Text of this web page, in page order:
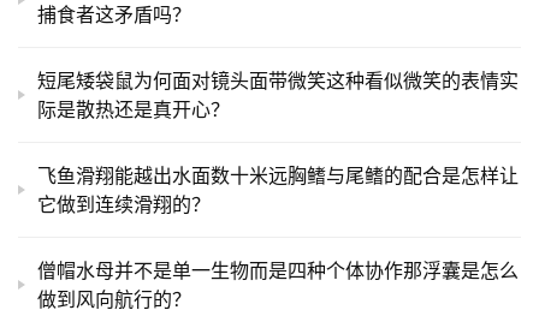
捕食者这矛盾吗？
短尾矮袋鼠为何面对镜头面带微笑这种看似微笑的表情实
际是散热还是真开心？
飞鱼滑翔能越出水面数十米远胸鳍与尾鳍的配合是怎样让
它做到连续滑翔的？
僧帽水母并不是单一生物而是四种个体协作那浮囊是怎么
做到风向航行的？